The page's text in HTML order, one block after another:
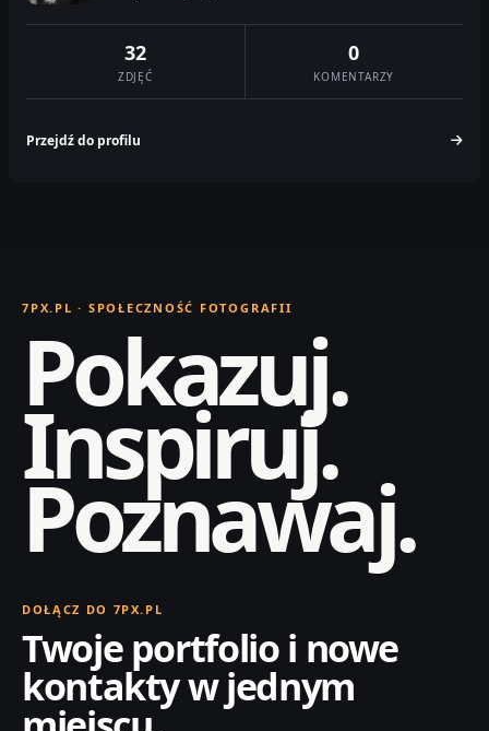
32
ZDJĘĆ
0
KOMENTARZY
Przejdź do profilu
7PX.PL · SPOŁECZNOŚĆ FOTOGRAFII
Pokazuj.
Inspiruj.
Poznawaj.
DOŁĄCZ DO 7PX.PL
Twoje portfolio i nowe
kontakty w jednym